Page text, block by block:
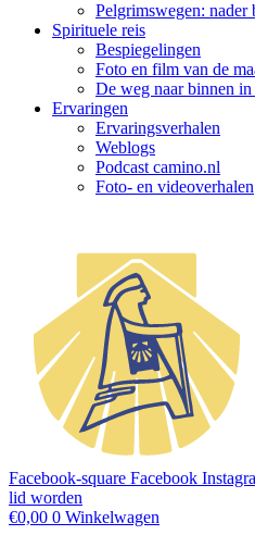
Pelgrimswegen: nader
Spirituele reis
Bespiegelingen
Foto en film van de
De weg naar binnen
Ervaringen
Ervaringsverhalen
Weblogs
Podcast camino.nl
Foto- en videoverhalen
Facebook-square Facebook
lid worden
€0,00 0 Winkelwagen